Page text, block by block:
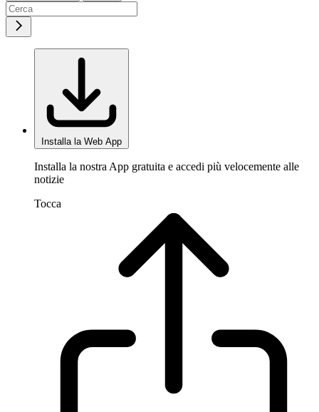
Installa la Web App
Installa la nostra App gratuita e accedi più velocemente alle
notizie
Tocca